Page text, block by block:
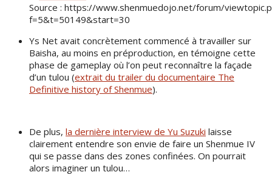
Source : https://www.shenmuedojo.net/forum/
f=5&t=50149&start=30
Ys Net avait concrètement commencé à travailler sur
Baisha, au moins en préproduction, en témoigne cette
phase de gameplay où l’on peut reconnaître la façade
d’un tulou (extrait du trailer du documentaire The
Definitive history of Shenmue).
De plus, la dernière interview de Yu Suzuki laisse
clairement entendre son envie de faire un Shenmue IV
qui se passe dans des zones confinées. On pourrait
alors imaginer un tulou…